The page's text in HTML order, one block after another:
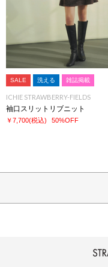
SALE 洗える 雑誌掲載
ICHIE STRAWBERRY-FIELDS
袖口スリットリブニット
￥7,700(税込) 50%OFF